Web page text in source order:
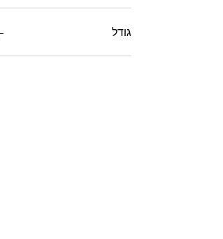
גודל
XL